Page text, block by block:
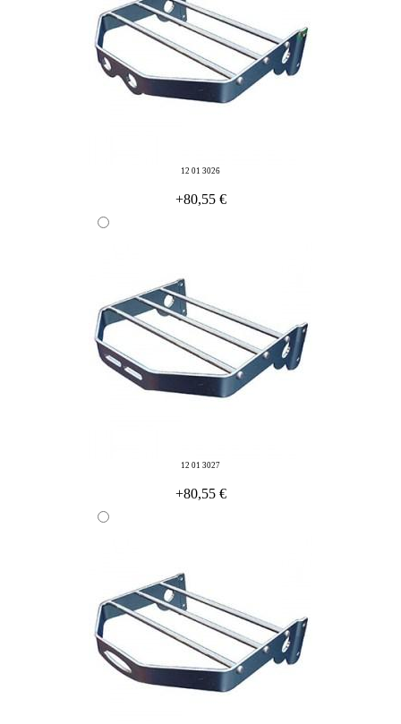
12 01 3026
+80,55 €
12 01 3027
+80,55 €